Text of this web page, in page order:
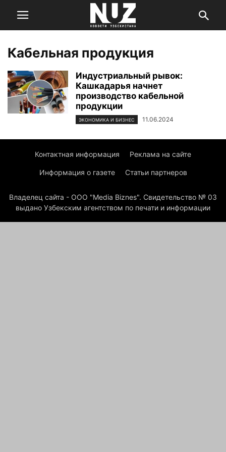
Кабельная продукция
Индустриальный рывок:
Кашкадарья начнет
производство кабельной
продукции
ЭКОНОМИКА И БИЗНЕС 11.06.2024
Контактная информация Реклама на сайте
Информация о газете Статьи партнеров
Владелец сайта - ООО "Media Biznes". Свидетельство № 03
выдано Узбекским агентством по печати и информации